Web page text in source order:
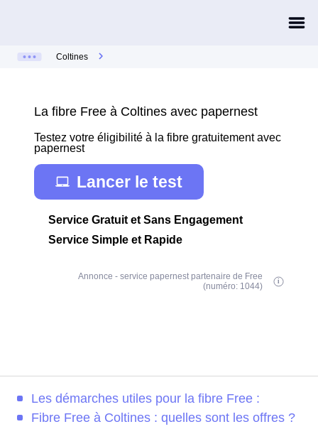
Coltines
La fibre Free à Coltines avec papernest
Testez votre éligibilité à la fibre gratuitement avec
papernest
Lancer le test
Service Gratuit et Sans Engagement
Service Simple et Rapide
Annonce - service papernest partenaire de Free
(numéro: 1044)
Les démarches utiles pour la fibre Free :
Fibre Free à Coltines : quelles sont les offres ?